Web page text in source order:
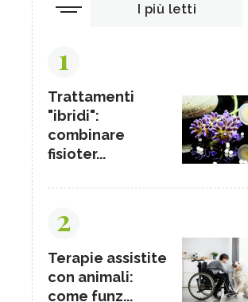
I più letti
1
Trattamenti
"ibridi":
combinare
fisioter...
2
Terapie assistite
con animali:
come funz...